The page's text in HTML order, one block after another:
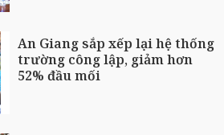
An Giang sắp xếp lại hệ thống
trường công lập, giảm hơn
52% đầu mối